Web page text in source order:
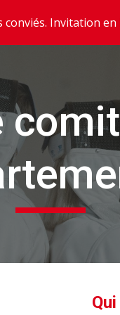
Skip to
conviés. Invitation en